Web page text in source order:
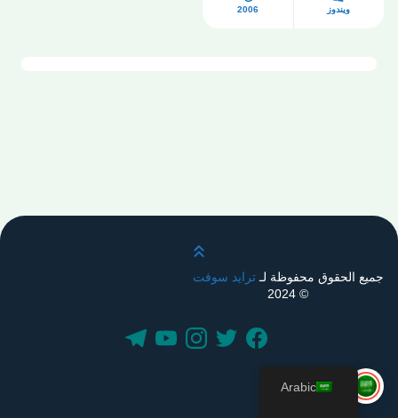
ويندوز 2006
قم بالتمرير لأعلى
جميع الحقوق محفوظة لـترايد سوفت
© 2024
Arabic